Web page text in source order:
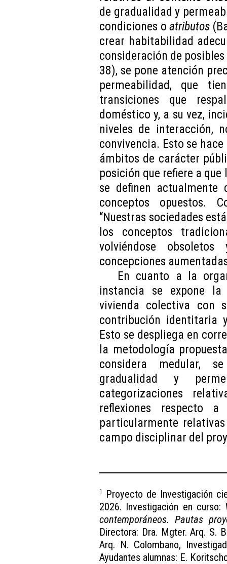
de gradualidad y
condiciones oatributos
crear habitabilidad
consideración de
38), se pone atención
permeabilidad, que
transiciones que
doméstico y, a su vez,
niveles de interacción,
convivencia. Esto se
ámbitos de carácter
posición que refiere a
se definen
conceptos opuestos.
“Nuestras sociedades
los conceptos
volviéndose
concepciones
En cuanto a la
instancia se expone
vivienda colectiva con
contribución identitaria
Esto se despliega en
la metodología
considera medular,
gradualidad y
categorizaciones
reflexiones respecto
particularmente
campo disciplinar del
1
Proyecto de Investigación
2026. Investigación en curso:
contemporáneos. Pautas
Directora: Dra. Mgter. Arq. S.
Arq. N. Colombano,
Ayudantes alumnas: E.